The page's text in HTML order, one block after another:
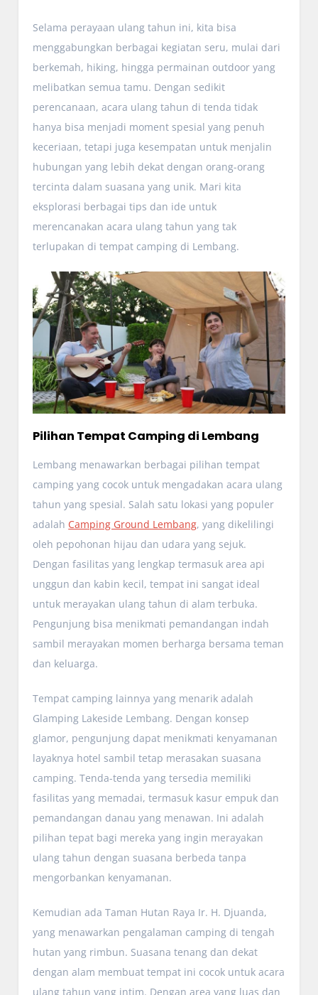
Selama perayaan ulang tahun ini, kita bisa
menggabungkan berbagai kegiatan seru, mulai dari
berkemah, hiking, hingga permainan outdoor yang
melibatkan semua tamu. Dengan sedikit
perencanaan, acara ulang tahun di tenda tidak
hanya bisa menjadi moment spesial yang penuh
keceriaan, tetapi juga kesempatan untuk menjalin
hubungan yang lebih dekat dengan orang-orang
tercinta dalam suasana yang unik. Mari kita
eksplorasi berbagai tips dan ide untuk
merencanakan acara ulang tahun yang tak
terlupakan di tempat camping di Lembang.
Pilihan Tempat Camping di Lembang
Lembang menawarkan berbagai pilihan tempat
camping yang cocok untuk mengadakan acara ulang
tahun yang spesial. Salah satu lokasi yang populer
adalah Camping Ground Lembang, yang dikelilingi
oleh pepohonan hijau dan udara yang sejuk.
Dengan fasilitas yang lengkap termasuk area api
unggun dan kabin kecil, tempat ini sangat ideal
untuk merayakan ulang tahun di alam terbuka.
Pengunjung bisa menikmati pemandangan indah
sambil merayakan momen berharga bersama teman
dan keluarga.
Tempat camping lainnya yang menarik adalah
Glamping Lakeside Lembang. Dengan konsep
glamor, pengunjung dapat menikmati kenyamanan
layaknya hotel sambil tetap merasakan suasana
camping. Tenda-tenda yang tersedia memiliki
fasilitas yang memadai, termasuk kasur empuk dan
pemandangan danau yang menawan. Ini adalah
pilihan tepat bagi mereka yang ingin merayakan
ulang tahun dengan suasana berbeda tanpa
mengorbankan kenyamanan.
Kemudian ada Taman Hutan Raya Ir. H. Djuanda,
yang menawarkan pengalaman camping di tengah
hutan yang rimbun. Suasana tenang dan dekat
dengan alam membuat tempat ini cocok untuk acara
ulang tahun yang intim. Dengan area yang luas dan